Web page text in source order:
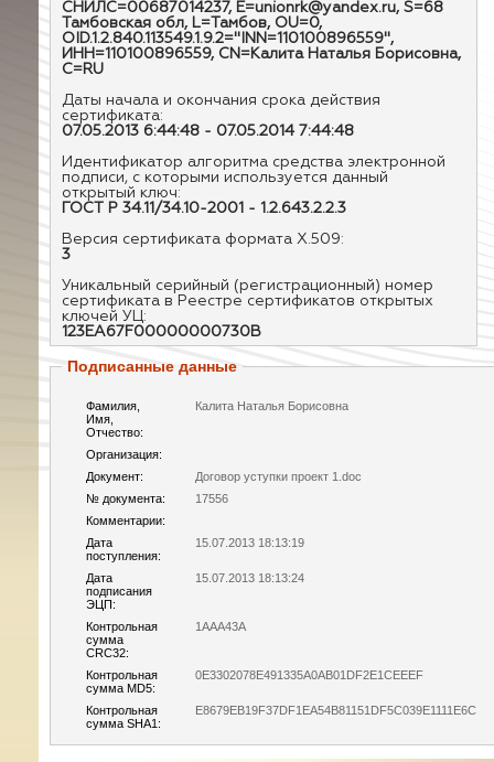
СНИЛС=00687014237, E=unionrk@yandex.ru, S=68
Тамбовская обл, L=Тамбов, OU=0,
OID.1.2.840.113549.1.9.2="INN=110100896559",
ИНН=110100896559, CN=Калита Наталья Борисовна,
C=RU
Даты начала и окончания срока действия
сертификата:
07.05.2013 6:44:48 - 07.05.2014 7:44:48
Идентификатор алгоритма средства электронной
подписи, с которыми используется данный
открытый ключ:
ГОСТ Р 34.11/34.10-2001 - 1.2.643.2.2.3
Версия сертификата формата X.509:
3
Уникальный серийный (регистрационный) номер
сертификата в Реестре сертификатов открытых
ключей УЦ:
123EA67F00000000730B
Подписанные данные
Фамилия,
Имя,
Отчество:
Калита Наталья Борисовна
Организация:
Документ:
Договор уступки проект 1.doc
№ документа:
17556
Комментарии:
Дата
поступления:
15.07.2013 18:13:19
Дата
подписания
ЭЦП:
15.07.2013 18:13:24
Контрольная
сумма
CRC32:
1AAA43A
Контрольная
сумма MD5:
0E3302078E491335A0AB01DF2E1CEEEF
Контрольная
сумма SHA1:
E8679EB19F37DF1EA54B81151DF5C039E1111E6C